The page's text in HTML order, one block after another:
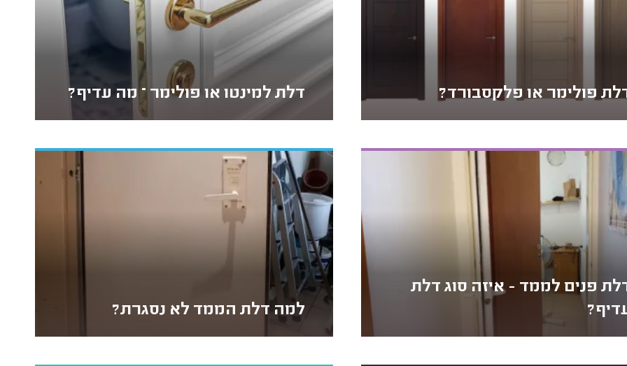
פולימר או פלקסבורד? דלת למינטו או פולימר – מה עדיף?
פנים לממד - איזה סוג דלת
למה דלת הממד לא נסגרת?